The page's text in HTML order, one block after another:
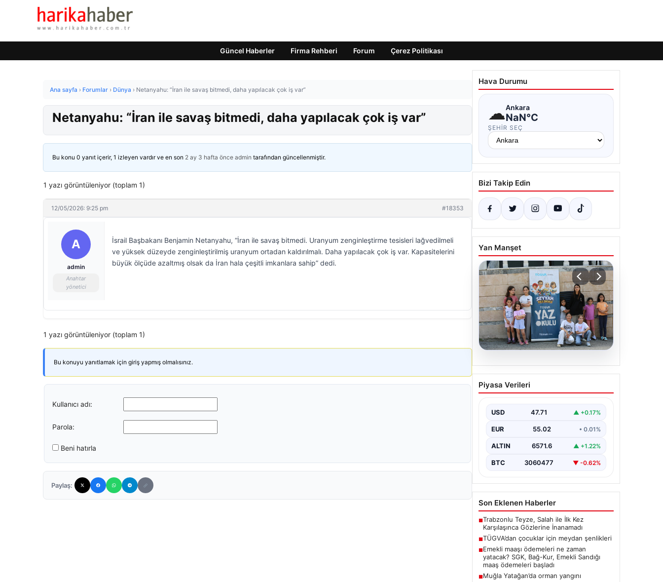
Güncel Haberler Firma Rehberi Forum Çerez Politikası
Ana sayfa › Forumlar › Dünya › Netanyahu: “İran ile savaş bitmedi, daha yapılacak çok iş var”
Netanyahu: “İran ile savaş bitmedi, daha yapılacak çok iş var”
Bu konu 0 yanıt içerir, 1 izleyen vardır ve en son 2 ay 3 hafta önce admin tarafından güncellenmiştir.
1 yazı görüntüleniyor (toplam 1)
12/05/2026: 9:25 pm #18353
A
admin
Anahtar
yönetici
İsrail Başbakanı Benjamin Netanyahu, “İran ile savaş bitmedi. Uranyum zenginleştirme tesisleri lağvedilmeli
ve yüksek düzeyde zenginleştirilmiş uranyum ortadan kaldırılmalı. Daha yapılacak çok iş var. Kapasitelerini
büyük ölçüde azaltmış olsak da İran hala çeşitli imkanlara sahip” dedi.
1 yazı görüntüleniyor (toplam 1)
Bu konuyu yanıtlamak için giriş yapmış olmalısınız.
Kullanıcı adı:
Parola:
Beni hatırla
Paylaş:
Hava Durumu
☁Ankara
NaN°C
ŞEHIR SEÇ
Bizi Takip Edin
Yan Manşet
06.08.2026
TÜGVA’dan çocuklar için
meydan şenlikleri
Piyasa Verileri
USD 47.71 ▲ +0.17%
EUR 55.02 • 0.01%
ALTIN 6571.6 ▲ +1.22%
BTC 3060477 ▼ -0.62%
Son Eklenen Haberler
■Trabzonlu Teyze, Salah ile İlk Kez
Karşılaşınca Gözlerine İnanamadı
■TÜGVA’dan çocuklar için meydan şenlikleri
■Emekli maaşı ödemeleri ne zaman
yatacak? SGK, Bağ-Kur, Emekli Sandığı
maaş ödemeleri başladı
■Muğla Yatağan’da orman yangını